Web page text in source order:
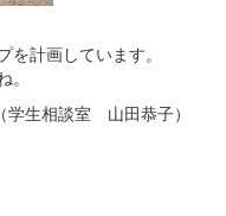
計画しています。
（学生相談室 山田恭子）